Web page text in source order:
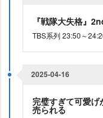
『戦隊大失格』
TBS系列 23:50～
2025-04-16
完璧すぎて可愛
売られる